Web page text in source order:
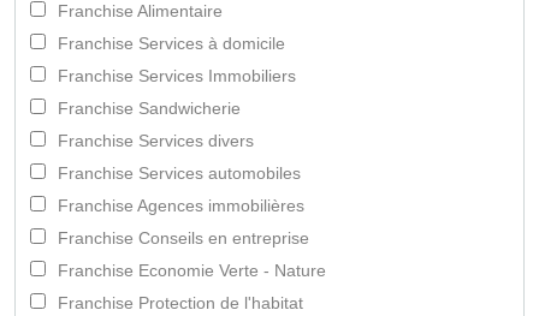
Franchise Alimentaire
Franchise Services à domicile
Franchise Services Immobiliers
Franchise Sandwicherie
Franchise Services divers
Franchise Services automobiles
Franchise Agences immobilières
Franchise Conseils en entreprise
Franchise Economie Verte - Nature
Franchise Protection de l'habitat